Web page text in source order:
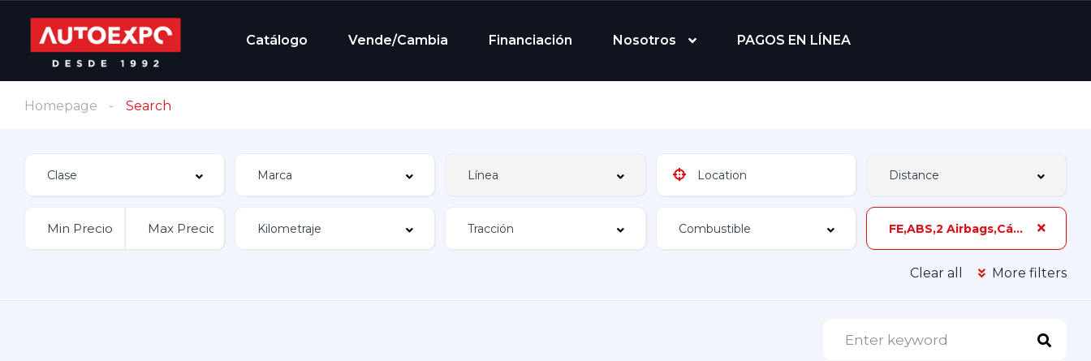
Catálogo Vende/Cambia Financiación Nosotros PAGOS EN LÍNEA
Homepage Search
FE,ABS,2 Airbags,Cámara y Sensores de Reversa,105 hp,Único Dueño
Clear all More filters